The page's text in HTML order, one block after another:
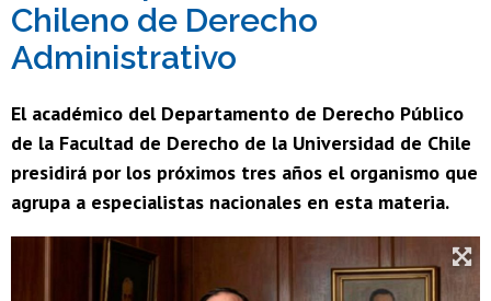
Chileno de Derecho
Administrativo
El académico del Departamento de Derecho Público
de la Facultad de Derecho de la Universidad de Chile
presidirá por los próximos tres años el organismo que
agrupa a especialistas nacionales en esta materia.